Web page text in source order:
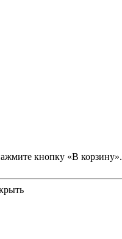
кнопку «В корзину».